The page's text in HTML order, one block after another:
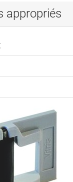
appropriés